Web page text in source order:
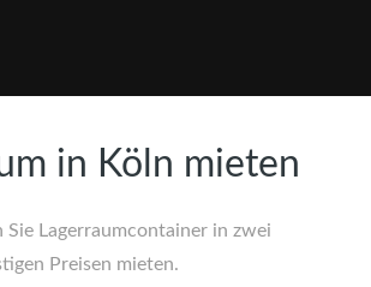
in Köln mieten
Sie Lagerraumcontainer in zwei
Preisen mieten.